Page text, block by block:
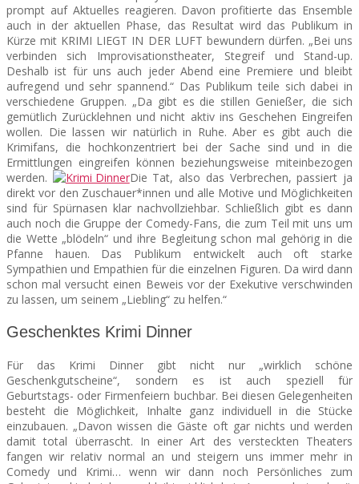
prompt auf Aktuelles reagieren. Davon profitierte das Ensemble
auch in der aktuellen Phase, das Resultat wird das Publikum in
Kürze mit KRIMI LIEGT IN DER LUFT bewundern dürfen. „Bei uns
verbinden sich Improvisationstheater, Stegreif und Stand-up.
Deshalb ist für uns auch jeder Abend eine Premiere und bleibt
aufregend und sehr spannend.“ Das Publikum teile sich dabei in
verschiedene Gruppen. „Da gibt es die stillen Genießer, die sich
gemütlich Zurücklehnen und nicht aktiv ins Geschehen Eingreifen
wollen. Die lassen wir natürlich in Ruhe. Aber es gibt auch die
Krimifans, die hochkonzentriert bei der Sache sind und in die
Ermittlungen eingreifen können beziehungsweise miteinbezogen
werden.
Die Tat, also das Verbrechen, passiert ja
direkt vor den Zuschauer*innen und alle Motive und Möglichkeiten
sind für Spürnasen klar nachvollziehbar. Schließlich gibt es dann
auch noch die Gruppe der Comedy-Fans, die zum Teil mit uns um
die Wette „blödeln“ und ihre Begleitung schon mal gehörig in die
Pfanne hauen. Das Publikum entwickelt auch oft starke
Sympathien und Empathien für die einzelnen Figuren. Da wird dann
schon mal versucht einen Beweis vor der Exekutive verschwinden
zu lassen, um seinem „Liebling“ zu helfen.“
Geschenktes Krimi Dinner
Für das Krimi Dinner gibt nicht nur „wirklich schöne
Geschenkgutscheine“, sondern es ist auch speziell für
Geburtstags- oder Firmenfeiern buchbar. Bei diesen Gelegenheiten
besteht die Möglichkeit, Inhalte ganz individuell in die Stücke
einzubauen. „Davon wissen die Gäste oft gar nichts und werden
damit total überrascht. In einer Art des versteckten Theaters
fangen wir relativ normal an und steigern uns immer mehr in
Comedy und Krimi… wenn wir dann noch Persönliches zum